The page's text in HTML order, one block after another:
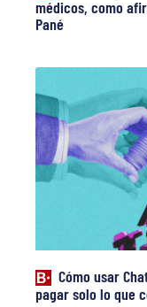
médicos, como
Pané
Cómo usar
pagar solo lo que